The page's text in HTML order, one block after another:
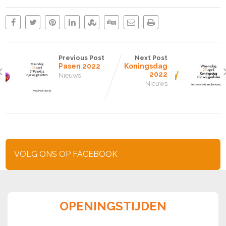
Previous Post
Pasen 2022
Nieuws
Next Post
Koningsdag
2022
Nieuws
VOLG ONS OP FACEBOOK
OPENINGSTIJDEN